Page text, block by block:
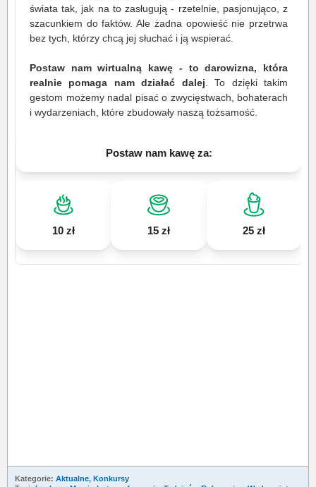
świata tak, jak na to zasługują - rzetelnie, pasjonująco, z
szacunkiem do faktów. Ale żadna opowieść nie przetrwa
bez tych, którzy chcą jej słuchać i ją wspierać.
Postaw nam wirtualną kawę - to darowizna, która
realnie pomaga nam działać dalej . To dzięki takim
gestom możemy nadal pisać o zwycięstwach, bohaterach
i wydarzeniach, które zbudowały naszą tożsamość.
Postaw nam kawę za:
10 zł 15 zł 25 zł
Kategorie: Aktualne, Konkursy